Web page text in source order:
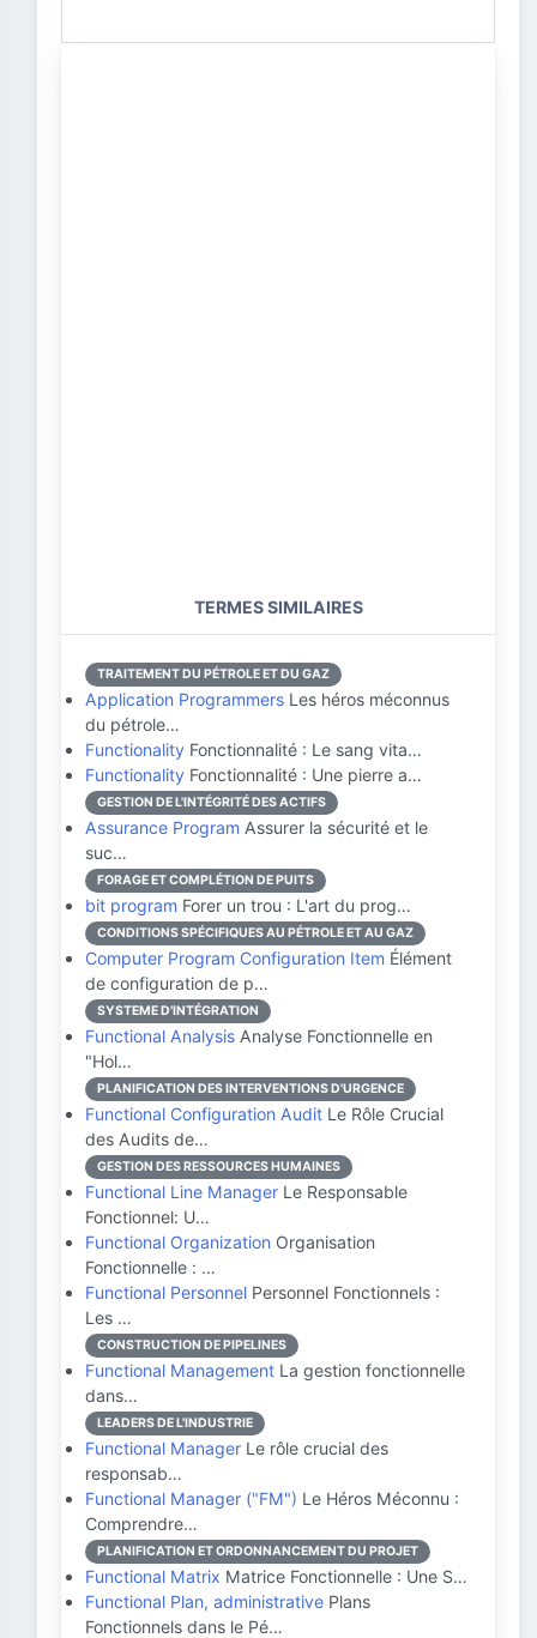
TERMES SIMILAIRES
TRAITEMENT DU PÉTROLE ET DU GAZ
Application Programmers Les héros méconnus
du pétrole…
Functionality Fonctionnalité : Le sang vita…
Functionality Fonctionnalité : Une pierre a…
GESTION DE L'INTÉGRITÉ DES ACTIFS
Assurance Program Assurer la sécurité et le
suc…
FORAGE ET COMPLÉTION DE PUITS
bit program Forer un trou : L'art du prog…
CONDITIONS SPÉCIFIQUES AU PÉTROLE ET AU GAZ
Computer Program Configuration Item Élément
de configuration de p…
SYSTEME D'INTÉGRATION
Functional Analysis Analyse Fonctionnelle en
"Hol…
PLANIFICATION DES INTERVENTIONS D'URGENCE
Functional Configuration Audit Le Rôle Crucial
des Audits de…
GESTION DES RESSOURCES HUMAINES
Functional Line Manager Le Responsable
Fonctionnel: U…
Functional Organization Organisation
Fonctionnelle : …
Functional Personnel Personnel Fonctionnels :
Les …
CONSTRUCTION DE PIPELINES
Functional Management La gestion fonctionnelle
dans…
LEADERS DE L'INDUSTRIE
Functional Manager Le rôle crucial des
responsab…
Functional Manager ("FM") Le Héros Méconnu :
Comprendre…
PLANIFICATION ET ORDONNANCEMENT DU PROJET
Functional Matrix Matrice Fonctionnelle : Une S…
Functional Plan, administrative Plans
Fonctionnels dans le Pé…